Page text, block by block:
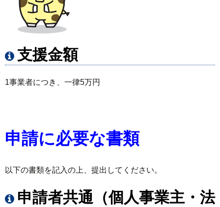
支援金額
1事業者につき、一律5万円
申請に必要な書類
以下の書類を記入の上、提出してください。
申請者共通（個人事業主・法